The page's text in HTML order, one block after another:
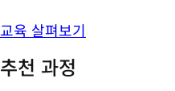
교육 살펴보기
추천 과정